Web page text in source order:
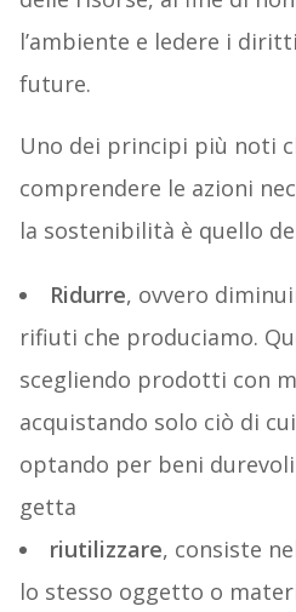
l’ambiente e ledere i
future.
Uno dei principi più noti
comprendere le azioni
la sostenibilità è quello
Ridurre, ovvero
rifiuti che produciamo.
scegliendo prodotti con
acquistando solo ciò di
optando per beni
getta
riutilizzare, consiste
lo stesso oggetto o